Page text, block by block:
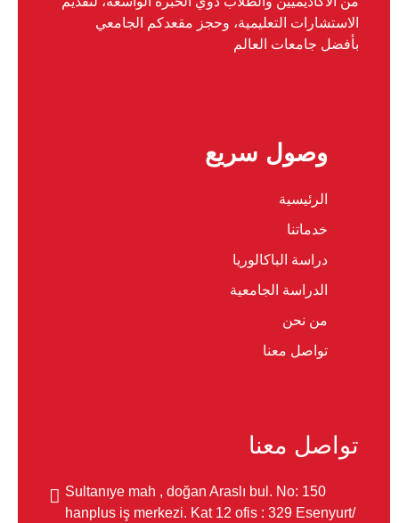
الاستشارات التعليمية، وحجز مقعدكم الجامعي
بأفضل جامعات العالم
وصول سريع
الرئيسية
خدماتنا
دراسة الباكالوريا
الدراسة الجامعية
من نحن
تواصل معنا
تواصل معنا
Sultanıye mah , doğan Araslı bul. No: 150
hanplus iş merkezi. Kat 12 ofis : 329 Esenyurt/